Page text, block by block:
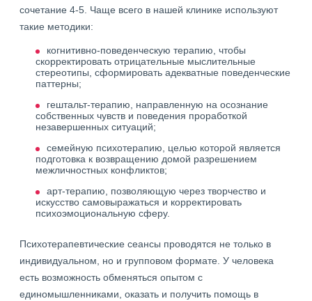
сочетание 4-5. Чаще всего в нашей клинике используют
такие методики:
когнитивно-поведенческую терапию, чтобы
скорректировать отрицательные мыслительные
стереотипы, сформировать адекватные поведенческие
паттерны;
гештальт-терапию, направленную на осознание
собственных чувств и поведения проработкой
незавершенных ситуаций;
семейную психотерапию, целью которой является
подготовка к возвращению домой разрешением
межличностных конфликтов;
арт-терапию, позволяющую через творчество и
искусство самовыражаться и корректировать
психоэмоциональную сферу.
Психотерапевтические сеансы проводятся не только в
индивидуальном, но и групповом формате. У человека
есть возможность обменяться опытом с
единомышленниками, оказать и получить помощь в